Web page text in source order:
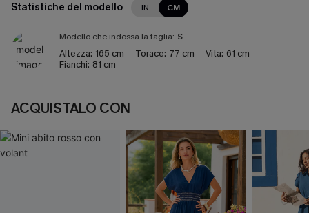
Statistiche del modello IN CM
Modello che indossa la taglia: S
Altezza: 165 cm Torace: 77 cm Vita: 61 cm
Fianchi: 81 cm
ACQUISTALO CON